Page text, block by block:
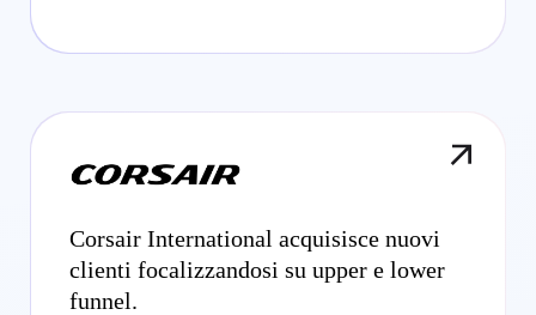
Corsair International acquisisce nuovi
clienti focalizzandosi su upper e lower
funnel.